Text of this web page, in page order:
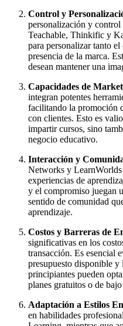
Control y
personalización y control
Teachable, Thinkific y
para personalizar tanto
presencia de la marca.
desean mantener una
Capacidades de
integran potentes
facilitando la promoción
con clientes. Esto es
impartir cursos, sino
negocio educativo.
Interacción y
Networks y LearnWorlds
experiencias de
y el compromiso juegan
sentido de comunidad
aprendizaje.
Costos y Barreras de
significativas en los
transacción. Es esencial
presupuesto disponible y
principiantes pueden
planes gratuitos o de
Adaptación a Estilos
en habilidades